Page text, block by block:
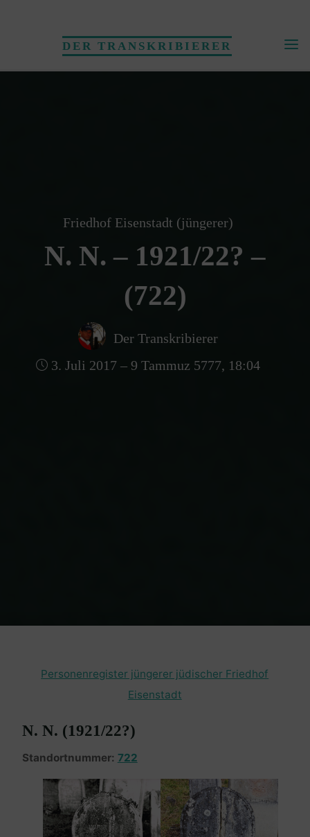
DER TRANSKRIBIERER
Friedhof Eisenstadt (jüngerer)
N. N. – 1921/22? –
(722)
Der Transkribierer
3. Juli 2017 – 9 Tammuz 5777, 18:04
Personenregister jüngerer jüdischer Friedhof
Eisenstadt
N. N. (1921/22?)
Standortnummer: 722